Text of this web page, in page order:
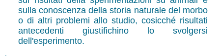
sulla conoscenza della storia naturale del morbo
o di altri problemi allo studio, cosicché risultati
antecedenti giustifichino lo svolgersi
dell'esperimento.